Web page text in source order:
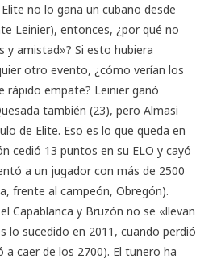
no lo gana un cubano desde
Leinier), entonces, ¿por qué no
y amistad»? Si esto hubiera
otro evento, ¿cómo verían los
rápido empate? Leinier ganó
también (23), pero Almasi
de Elite. Eso es lo que queda en
cedió 13 puntos en su ELO y cayó
a un jugador con más de 2500
frente al campeón, Obregón).
Capablanca y Bruzón no se «llevan
lo sucedido en 2011, cuando perdió
a caer de los 2700). El tunero ha